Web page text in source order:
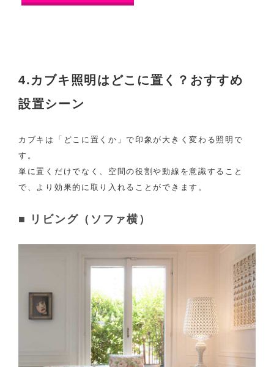
4.カブキ照明はどこに置く？おすすめ
設置シーン
カブキは「どこに置くか」で印象が大きく変わる照明で
す。
単に置くだけでなく、空間の役割や動線を意識すること
で、より効果的に取り入れることができます。
■ リビング（ソファ横）